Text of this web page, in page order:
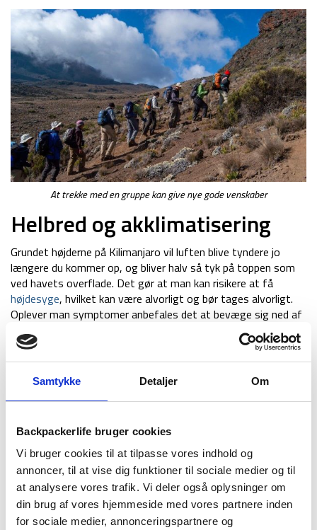
Samtykke Detaljer Om
Backpackerlife bruger cookies
Vi bruger cookies til at tilpasse vores indhold og
annoncer, til at vise dig funktioner til sociale medier og til
at analysere vores trafik. Vi deler også oplysninger om
din brug af vores hjemmeside med vores partnere inden
for sociale medier, annonceringspartnere og
At trekke med en gruppe kan give nye gode venskaber
Helbred og akklimatisering
Grundet højderne på Kilimanjaro vil luften blive tyndere jo
længere du kommer op, og bliver halv så tyk på toppen som
ved havets overflade. Det gør at man kan risikere at få
højdesyge, hvilket kan være alvorligt og bør tages alvorligt.
Oplever man symptomer anbefales det at bevæge sig ned af
Du kan forebygge højdesyge ved at akklimatisere undervejs.
blive ved med at gå opad. På den måde kan din krop
lettere vænne sig til den tyndere luft. Ekspeditioner som
afrejse for vejledning. Her kan du også få recept på
højdesygepiller, hvis det vurderes at være nødvendigt.
Træn op til din tur på
Kilimanjaro